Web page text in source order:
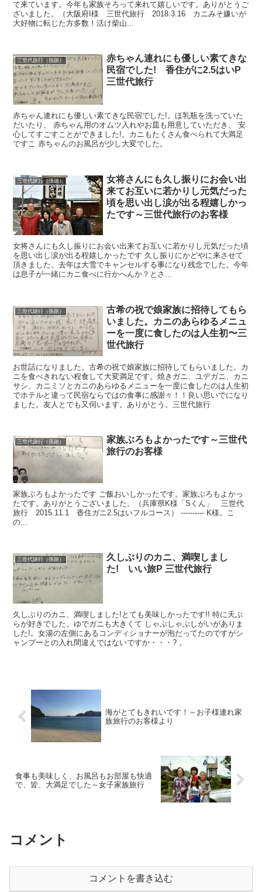
て来ています。今年も家族そろって来れて嬉しいです。ありがとうご
ざいました。（大阪府I様 三世代旅行 2018.3.16 カニみそ嫌いが
大好物に転じた方多数！活け柴山...
三世代旅行（孫旅）
赤ちゃん連れにも優しい素てきな
民宿でした! 香住がに2.5はいP
三世代旅行
赤ちゃん連れにも優しい素てきな民宿でした!。ほ乳瓶を洗っていた
だいたり、 赤ちゃん用のオムツ入れやお皿も用意していただき、 安
心してすごすことができました!。カニもたくさん食べられて大満足
ですこ 赤ちゃんのお風呂が少し大変でした。
三世代旅行（孫旅）
女将さんにも久し振りにお会い出
来てお互いに若かりし元気だった
頃を思い出し涙が出る程嬉しかっ
たです～三世代旅行のお客様
女将さんにも久し振りにお会い出来てお互いに若かりし元気だった頃
を思い出し涙が出る程嬉しかったです 久し振りにかどやに来させて
頂きました。去年は大雪でキャンセルする事になり残念でした。今年
は息子が一緒にカニ食べに行かへんか？とさ...
三世代旅行（孫旅）
古希の祝で娘家族に招待してもら
いました。カニのあらゆるメニュ
ーを一度に食したのは人生初〜三
世代旅行
お世話になりました。古希の祝で娘家族に招待してもらいました。カ
ニを食べきれない程食して大変満足です。焼きガニ、ユデガニ、カニ
サシ、カニミソとカニのあらゆるメニューを一度に食したのは人生初
でホテルと違って民宿ならではの食事に感謝々！！良い思いでになり
ました。友人とでも又伺います。ありがとう。三世代旅行
三世代旅行（孫旅）
家族ぶろもよかったです～三世代
旅行のお客様
家族ぶろもよかったです ご飯おいしかったです。家族ぶろもよかっ
たです。ありがとうございました。（兵庫県K様「Sくん」 三世代
旅行 2015.11.1 香住ガニ2.5はいフルコース） ---------- K様。こ
の...
三世代旅行（孫旅）
久しぶりのカニ、満喫しまし
た! いい旅P 三世代旅行
久しぶりのカニ、満喫しました!とても美味しかったです!! 特に天ぷ
らが好きでした。ゆでガニも大きくて しゃぶしゃぶしがいがありま
した!。女湯の左側にあるコンディショナーが泡だってたのですがシ
ャンプーとの入れ間違えではないですか・・・? 。
海がとてもきれいです！～お子様連れ家
族旅行のお客様より
食事も美味しく、お風呂もお部屋も快適
で、皆、大満足でした～女子家族旅行
コメント
コメントを書き込む